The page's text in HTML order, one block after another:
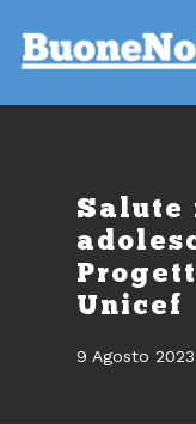
Salute
Unicef
9 Agosto 2023